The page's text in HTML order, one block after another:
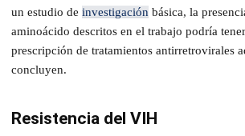
un estudio de investigación básica, la
aminoácido descritos en el trabajo podría
prescripción de tratamientos antirretrovirales
concluyen.
Resistencia del VIH